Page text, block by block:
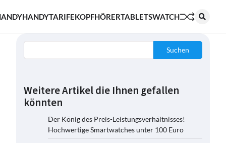
HANDYTARIFEKOPFHÖRERTABLETSWATCH
Suchen
Weitere Artikel die Ihnen gefallen
könnten
Der König des Preis-Leistungsverhältnisses!
Hochwertige Smartwatches unter 100 Euro